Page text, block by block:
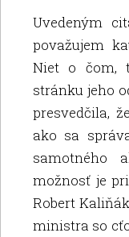
Uvedeným
považujem
Niet o čom,
stránku jeho
presvedčila,
ako sa
samotného
možnosť je
Robert
ministra so